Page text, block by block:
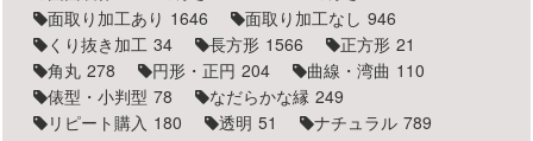
面取り加工あり 1646 面取り加工なし 946
くり抜き加工 34 長方形 1566 正方形 21
角丸 278 円形・正円 204 曲線・湾曲 110
俵型・小判型 78 なだらかな縁 249
リピート購入 180 透明 51 ナチュラル 789